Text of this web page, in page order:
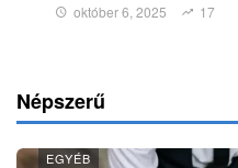
október 6, 2025 17
Népszerű
EGYÉB